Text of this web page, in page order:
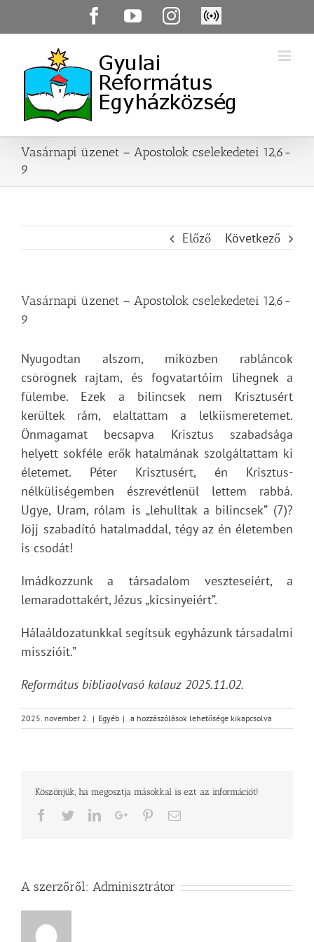
FacebookYouTubeInstagram
Élő
közvetítés
Vasárnapi üzenet – Apostolok cselekedetei 12,6-
9
Előző Következő
Vasárnapi üzenet – Apostolok cselekedetei 12,6-
9
Nyugodtan alszom, miközben rabláncok
csörögnek rajtam, és fogvatartóim lihegnek a
fülembe. Ezek a bilincsek nem Krisztusért
kerültek rám, elaltattam a lelkiismeretemet.
Önmagamat becsapva Krisztus szabadsága
helyett sokféle erők hatalmának szolgáltattam ki
életemet. Péter Krisztusért, én Krisztus-
nélküliségemben észrevétlenül lettem rabbá.
Ugye, Uram, rólam is „lehulltak a bilincsek” (7)?
Jöjj szabadító hatalmaddal, tégy az én életemben
is csodát!
Imádkozzunk a társadalom veszteseiért, a
lemaradottakért, Jézus „kicsinyeiért”.
Hálaáldozatunkkal segítsük egyházunk társadalmi
misszióit.”
Református bibliaolvasó kalauz 2025.11.02.
2025. november 2. | Egyéb | Vasárnapi
üzenet
9
a hozzászólások lehetősége kikapcsolva
Köszönjük, ha megosztja másokkal is ezt az információt!
Facebook
TwitterLinkedInGoogle+PinterestEmail
A szerzőről: Adminisztrátor